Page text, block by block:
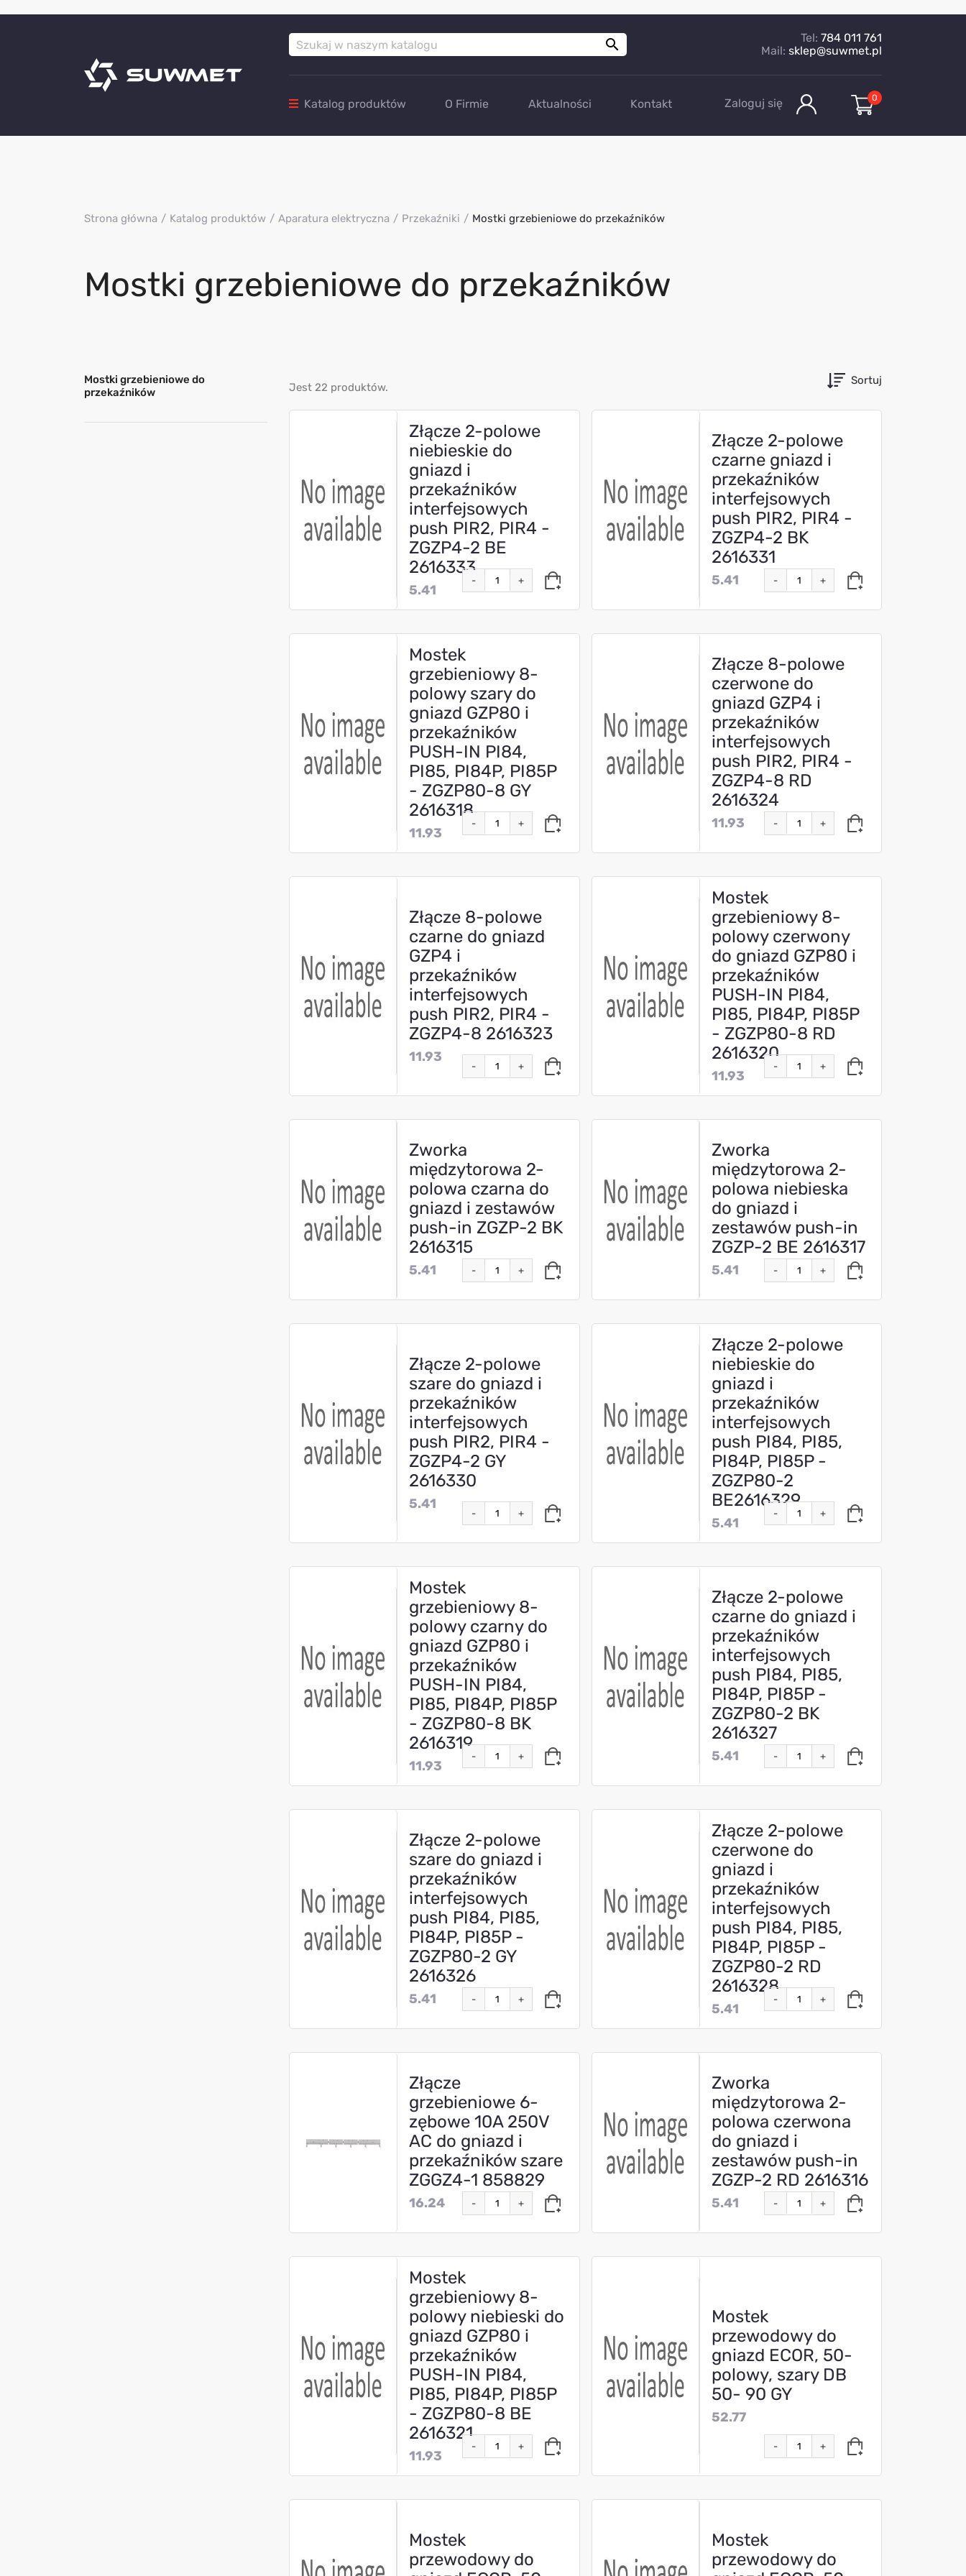
 Tel: 784 011 761
Mail: sklep@suwmet.pl
Katalog produktów O Firmie Aktualności Kontakt Zaloguj się 0
Strona główna Katalog produktów Aparatura elektryczna Przekaźniki Mostki grzebieniowe do przekaźników
Mostki grzebieniowe do przekaźników
Mostki grzebieniowe do
przekaźników
Jest 22 produktów.
Sortuj
Złącze 2-polowe
niebieskie do
gniazd i
przekaźników
interfejsowych
push PIR2, PIR4 -
ZGZP4-2 BE
2616333
5.41
- +
Złącze 2-polowe
czarne gniazd i
przekaźników
interfejsowych
push PIR2, PIR4 -
ZGZP4-2 BK
2616331
5.41 - +
Mostek
grzebieniowy 8-
polowy szary do
gniazd GZP80 i
przekaźników
PUSH-IN PI84,
PI85, PI84P, PI85P
- ZGZP80-8 GY
2616318
11.93
- +
Złącze 8-polowe
czerwone do
gniazd GZP4 i
przekaźników
interfejsowych
push PIR2, PIR4 -
ZGZP4-8 RD
2616324
11.93 - +
Złącze 8-polowe
czarne do gniazd
GZP4 i
przekaźników
interfejsowych
push PIR2, PIR4 -
ZGZP4-8 2616323
11.93
- +
Mostek
grzebieniowy 8-
polowy czerwony
do gniazd GZP80 i
przekaźników
PUSH-IN PI84,
PI85, PI84P, PI85P
- ZGZP80-8 RD
2616320
11.93
- +
Zworka
międzytorowa 2-
polowa czarna do
gniazd i zestawów
push-in ZGZP-2 BK
2616315
5.41 - +
Zworka
międzytorowa 2-
polowa niebieska
do gniazd i
zestawów push-in
ZGZP-2 BE 2616317
5.41 - +
Złącze 2-polowe
szare do gniazd i
przekaźników
interfejsowych
push PIR2, PIR4 -
ZGZP4-2 GY
2616330
5.41
- +
Złącze 2-polowe
niebieskie do
gniazd i
przekaźników
interfejsowych
push PI84, PI85,
PI84P, PI85P -
ZGZP80-2
BE2616329
5.41
- +
Mostek
grzebieniowy 8-
polowy czarny do
gniazd GZP80 i
przekaźników
PUSH-IN PI84,
PI85, PI84P, PI85P
- ZGZP80-8 BK
2616319
11.93
- +
Złącze 2-polowe
czarne do gniazd i
przekaźników
interfejsowych
push PI84, PI85,
PI84P, PI85P -
ZGZP80-2 BK
2616327
5.41 - +
Złącze 2-polowe
szare do gniazd i
przekaźników
interfejsowych
push PI84, PI85,
PI84P, PI85P -
ZGZP80-2 GY
2616326
5.41 - +
Złącze 2-polowe
czerwone do
gniazd i
przekaźników
interfejsowych
push PI84, PI85,
PI84P, PI85P -
ZGZP80-2 RD
2616328
5.41
- +
Złącze
grzebieniowe 6-
zębowe 10A 250V
AC do gniazd i
przekaźników szare
ZGGZ4-1 858829
16.24 - +
Zworka
międzytorowa 2-
polowa czerwona
do gniazd i
zestawów push-in
ZGZP-2 RD 2616316
5.41 - +
Mostek
grzebieniowy 8-
polowy niebieski do
gniazd GZP80 i
przekaźników
PUSH-IN PI84,
PI85, PI84P, PI85P
- ZGZP80-8 BE
2616321
11.93
- +
Mostek
przewodowy do
gniazd ECOR, 50-
polowy, szary DB
50- 90 GY
52.77
- +
Mostek
przewodowy do
Mostek
przewodowy do